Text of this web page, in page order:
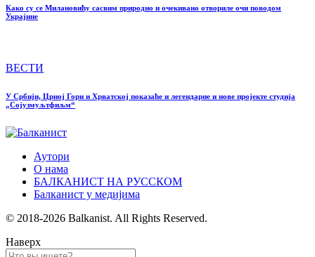
Како су се Милановићу сасвим природно и очекивано отвориле очи поводом
Украјине
ВЕСТИ
У Србији, Црној Гори и Хрватској показаће и легендарне и нове пројекте студија
„Сојузмуљтфиљм“
Аутори
О нама
БАЛКАНИСТ НА РУССКОМ
Балканист у медијима
© 2018-2026 Balkanist. All Rights Reserved.
Наверх